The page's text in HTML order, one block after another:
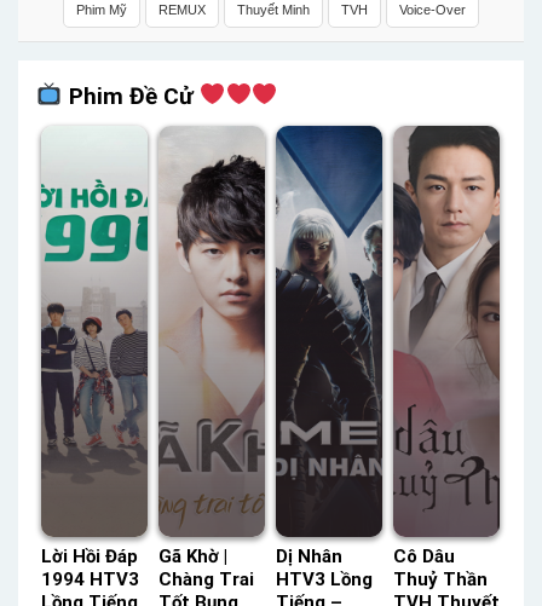
Phim Mỹ REMUX Thuyết Minh TVH Voice-Over
Phim Đề Cử
Lời Hồi Đáp
1994 HTV3
Gã Khờ |
Chàng Trai
Dị Nhân
HTV3 Lồng
Cô Dâu
Thuỷ Thần